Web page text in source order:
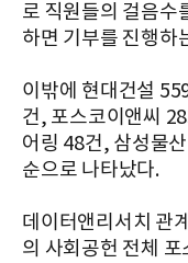
로 직원들의 걸음수
하면 기부를 진행하
이밖에 현대건설
건, 포스코이앤씨
어링 48건, 삼성물
순으로 나타났다.
데이터앤리서치 관
의 사회공헌 전체 포